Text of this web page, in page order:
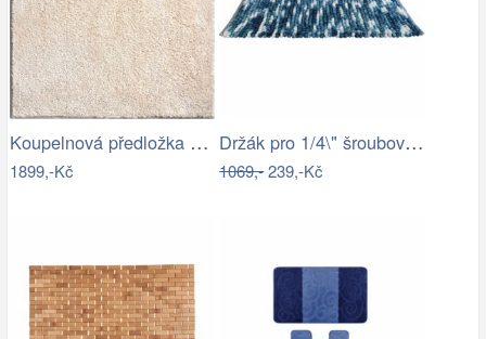
Koupelnová předložka MARLA
1899,-Kč
Držák pro 1/4\" šroubováky a nástrčné…
1069,-239,-Kč